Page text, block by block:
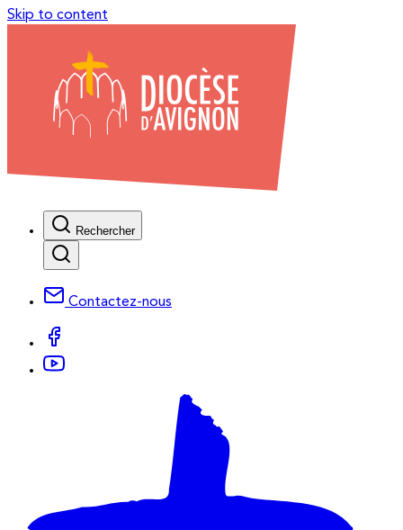
Skip to content
Rechercher
Contactez-nous